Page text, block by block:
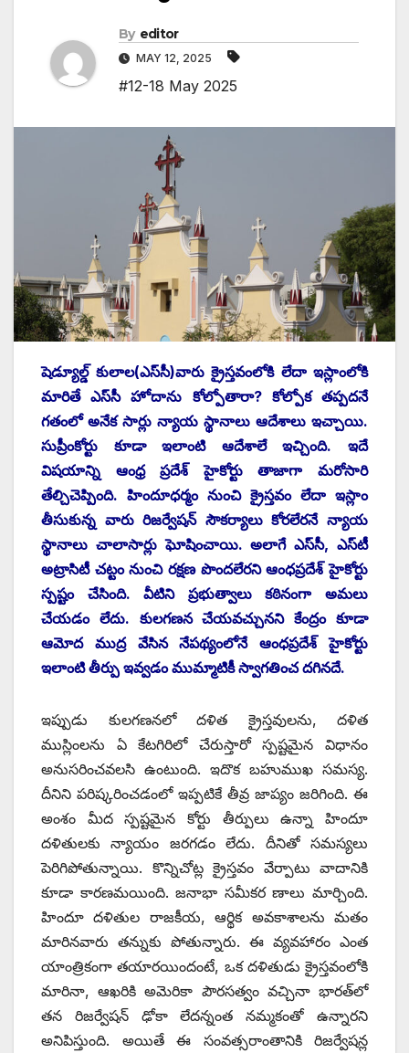
By editor
MAY 12, 2025
#12-18 May 2025
షెడ్యూల్డ్ ‌కులాల(ఎస్‌సీ)వారు క్రైస్తవంలోకి లేదా ఇస్లాంలోకి
మారితే ఎస్‌సీ హోదాను కోల్పోతారా? కోల్పోక తప్పదనే
గతంలో అనేక సార్లు న్యాయ స్థానాలు ఆదేశాలు ఇచ్చాయి.
సుప్రీంకోర్టు కూడా ఇలాంటి ఆదేశాలే ఇచ్చింది. ఇదే
విషయాన్ని ఆంధ్ర ప్రదేశ్‌ ‌హైకోర్టు తాజాగా మరోసారి
తేల్చిచెప్పింది. హిందూధర్మం నుంచి క్రైస్తవం లేదా ఇస్లాం
తీసుకున్న వారు రిజర్వేషన్‌ ‌సౌకర్యాలు కోరలేరనే న్యాయ
స్థానాలు చాలాసార్లు ఘోషించాయి. అలాగే ఎస్‌సీ, ఎస్‌టీ
అట్రాసిటీ చట్టం నుంచి రక్షణ పొందలేరని ఆంధప్రదేశ్‌ ‌హైకోర్టు
స్పష్టం చేసింది. వీటిని ప్రభుత్వాలు కఠినంగా అమలు
చేయడం లేదు. కులగణన చేయవచ్చునని కేంద్రం కూడా
ఆమోద ముద్ర వేసిన నేపథ్యంలోనే ఆంధప్రదేశ్‌ ‌హైకోర్టు
ఇలాంటి తీర్పు ఇవ్వడం ముమ్మాటికీ స్వాగతించ దగినదే.
ఇప్పుడు కులగణనలో దళిత క్రైస్తవులను, దళిత
ముస్లింలను ఏ కేటగిరిలో చేరుస్తారో స్పష్టమైన విధానం
అనుసరించవలసి ఉంటుంది. ఇదొక బహుముఖ సమస్య.
దీనిని పరిష్కరించడంలో ఇప్పటికే తీవ్ర జాప్యం జరిగింది. ఈ
అంశం మీద స్పష్టమైన కోర్టు తీర్పులు ఉన్నా హిందూ
దళితులకు న్యాయం జరగడం లేదు. దీనితో సమస్యలు
పెరిగిపోతున్నాయి. కొన్నిచోట్ల క్రైస్తవం వేర్పాటు వాదానికి
కూడా కారణమయింది. జనాభా సమీకర ణాలు మార్చింది.
హిందూ దళితుల రాజకీయ, ఆర్థిక అవకాశాలను మతం
మారినవారు తన్నుకు పోతున్నారు. ఈ వ్యవహారం ఎంత
యాంత్రికంగా తయారయిందంటే, ఒక దళితుడు క్రైస్తవంలోకి
మారినా, ఆఖరికి అమెరికా పౌరసత్వం వచ్చినా భారత్‌లో
తన రిజర్వేషన్‌ ‌ఢోకా లేదన్నంత నమ్మకంతో ఉన్నారని
అనిపిస్తుంది. అయితే ఈ సంవత్సరాంతానికి రిజర్వేషన్ల